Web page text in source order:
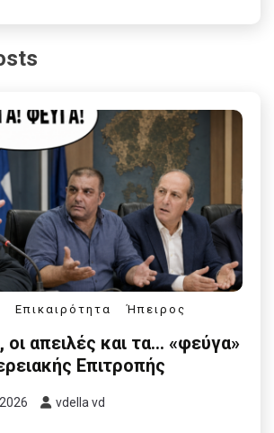
Επικαιρότητα Ήπειρος
απειλές και τα… «φεύγα»
Επιτροπής
vdella vd